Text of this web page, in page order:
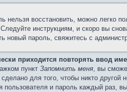
нельзя восстановить, можно легко
инструкциям, и скоро вы
новый пароль, свяжитесь с
приходится повторять ввод
пункт Запомнить меня, вы
для того, чтобы никто
пользователя и пароль каждый раз,